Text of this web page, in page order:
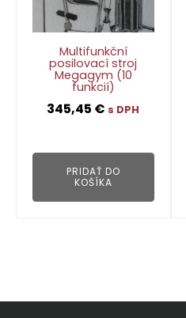
Multifunkční
posilovací stroj
Megagym (10
funkcií)
345,45 € s DPH
PRIDAŤ DO
KOŠÍKA